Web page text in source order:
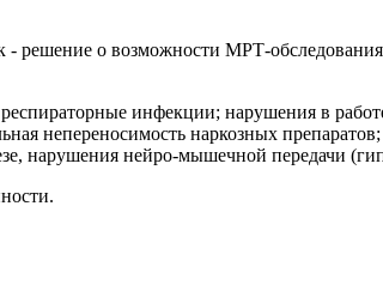
решение о возможности МРТ-обследования
инфекции; нарушения в
непереносимость наркозных
нарушения нейро-мышечной передачи